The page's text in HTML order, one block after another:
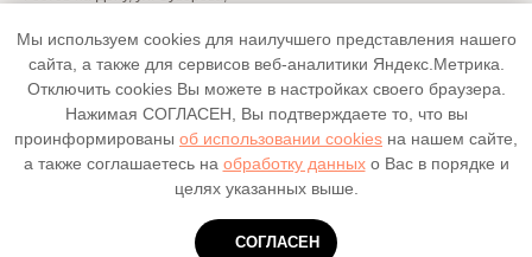
Мы используем cookies для наилучшего представления нашего
сайта, а также для сервисов веб-аналитики Яндекс.Метрика.
Отключить cookies Вы можете в настройках своего браузера.
Нажимая СОГЛАСЕН, Вы подтверждаете то, что вы
проинформированы об использовании cookies на нашем сайте,
а также соглашаетесь на обработку данныхо Вас в порядке и
целях указанных выше.
СОГЛАСЕН
8 (938) 124-85-66
info@do-excellence.ru
6163132491, ОГРН
1136195010918»
* от 21.03.2022 г. Meta*
запрещённая на территории
Исследования и диагностика
Профессиональная гигиена
Навигационная хирургия
Эндодонтическое лечение
Отбеливание и гигиена